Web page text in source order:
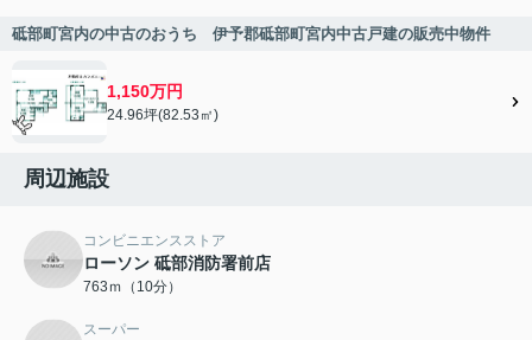
砥部町宮内の中古のおうち 伊予郡砥部町宮内中古戸建の販売中物件
1,150万円
24.96坪(82.53㎡)
周辺施設
コンビニエンスストア
ローソン 砥部消防署前店
763ｍ（10分）
スーパー